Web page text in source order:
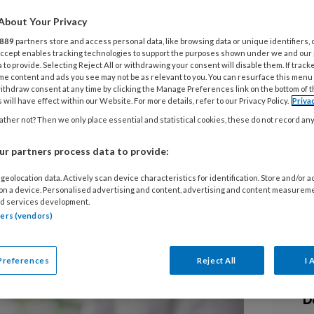
de regels in België
interne diensten voor
werk. Dit besluit, gepubliceerd
1 juli 2024, maakt het voor
te werken op het gebied van
arbeidsarts en
Attentia, praat ons bij.
Your Privacy
889 partners store and access personal data, like browsing data or unique identifiers,
enables tracking technologies to support the purposes shown under we and
to provide. Selecting Reject All or withdrawing your consent will disable them. If
content and ads you see may not be as relevant to you. You can resurface this
consent at any time by clicking the Manage Preferences link on the bottom of
will have effect within our Website. For more details, refer to our Privacy Policy.
not? Then we only place essential and statistical cookies, these do not record
partners process data to provide:
data. Actively scan device characteristics for identification. Store and/or
a device. Personalised advertising and content, advertising and content
services development.
(vendors)
Reject All I